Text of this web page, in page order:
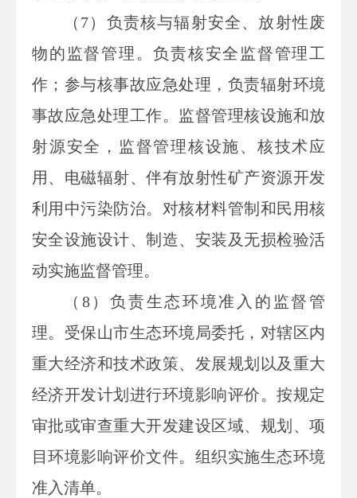
（7）负责核与辐射安全、放射性废
物的监督管理。负责核安全监督管理工
作；参与核事故应急处理，负责辐射环境
事故应急处理工作。监督管理核设施和放
射源安全，监督管理核设施、核技术应
用、电磁辐射、伴有放射性矿产资源开发
利用中污染防治。对核材料管制和民用核
安全设施设计、制造、安装及无损检验活
动实施监督管理。
（8）负责生态环境准入的监督管
理。受保山市生态环境局委托，对辖区内
重大经济和技术政策、发展规划以及重大
经济开发计划进行环境影响评价。按规定
审批或审查重大开发建设区域、规划、项
目环境影响评价文件。组织实施生态环境
准入清单。